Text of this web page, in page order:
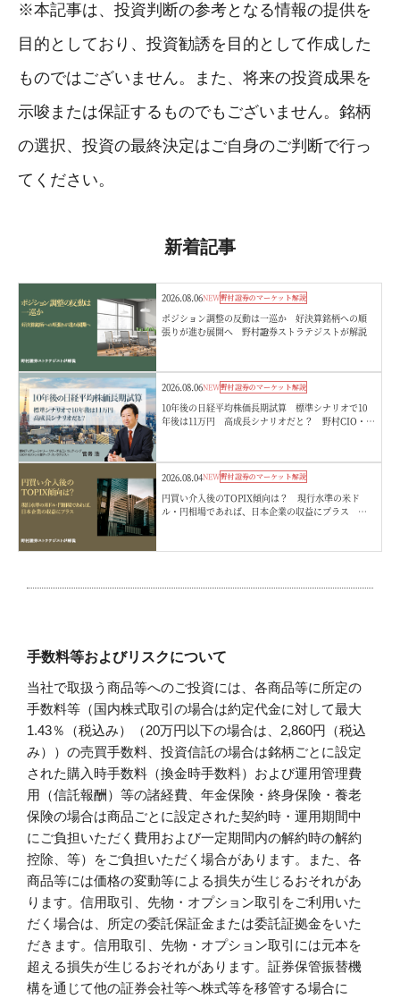
※本記事は、投資判断の参考となる情報の提供を
目的としており、投資勧誘を目的として作成した
ものではございません。また、将来の投資成果を
示唆または保証するものでもございません。銘柄
の選択、投資の最終決定はご自身のご判断で行っ
てください。
新着記事
2026.08.06NEW野村證券のマーケット解説
ポジション調整の反動は一巡か 好決算銘柄への順
張りが進む展開へ 野村證券ストラテジストが解説
2026.08.06NEW野村證券のマーケット解説
10年後の日経平均株価長期試算 標準シナリオで10
年後は11万円 高成長シナリオだと？ 野村CIO・宮
2026.08.04NEW野村證券のマーケット解説
円買い介入後のTOPIX傾向は？ 現行水準の米ド
ル・円相場であれば、日本企業の収益にプラス 野
手数料等およびリスクについて
当社で取扱う商品等へのご投資には、各商品等に所定の
手数料等（国内株式取引の場合は約定代金に対して最大
1.43％（税込み）（20万円以下の場合は、2,860円（税込
み））の売買手数料、投資信託の場合は銘柄ごとに設定
された購入時手数料（換金時手数料）および運用管理費
用（信託報酬）等の諸経費、年金保険・終身保険・養老
保険の場合は商品ごとに設定された契約時・運用期間中
にご負担いただく費用および一定期間内の解約時の解約
控除、等）をご負担いただく場合があります。また、各
商品等には価格の変動等による損失が生じるおそれがあ
ります。信用取引、先物・オプション取引をご利用いた
だく場合は、所定の委託保証金または委託証拠金をいた
だきます。信用取引、先物・オプション取引には元本を
超える損失が生じるおそれがあります。証券保管振替機
構を通じて他の証券会社等へ株式等を移管する場合に